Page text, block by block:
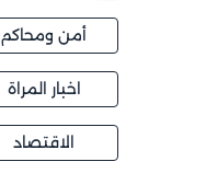
أمن ومحاكم
اخبار المراة
الاقتصاد